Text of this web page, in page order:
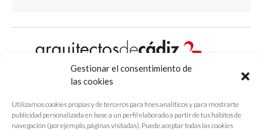
Gestionar el consentimiento de
las cookies
Utilizamos cookies propias y de terceros para fines analíticos y para mostrarte
publicidad personalizada en base a un perfil elaborado a partir de tus hábitos de
navegación (por ejemplo, páginas visitadas). Puede aceptar todas las cookies
Protección de Datos